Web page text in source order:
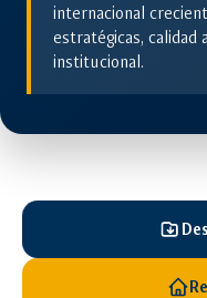
internacional
estratégicas, calidad
institucional.